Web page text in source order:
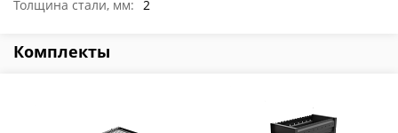
Толщина стали, мм: 2
Комплекты